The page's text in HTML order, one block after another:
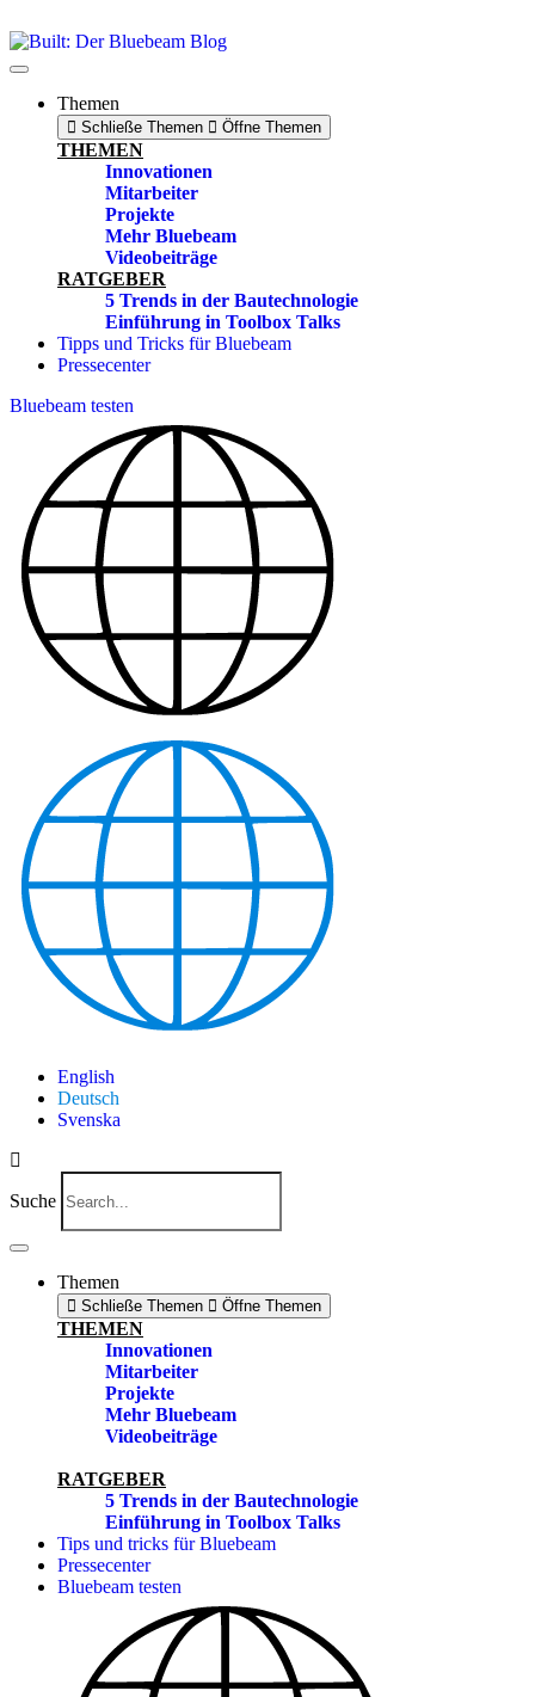
Inhalt
springen
Themen
Schließe Themen Öffne Themen
THEMEN
Innovationen
Mitarbeiter
Projekte
Mehr Bluebeam
Videobeiträge
RATGEBER
5 Trends in der Bautechnologie
Einführung in Toolbox Talks
Tipps und Tricks für Bluebeam
Pressecenter
Bluebeam testen
English
Deutsch
Svenska
Suche
Themen
Schließe Themen Öffne Themen
THEMEN
Innovationen
Mitarbeiter
Projekte
Mehr Bluebeam
Videobeiträge
RATGEBER
5 Trends in der Bautechnologie
Einführung in Toolbox Talks
Tips und tricks für Bluebeam
Pressecenter
Bluebeam testen